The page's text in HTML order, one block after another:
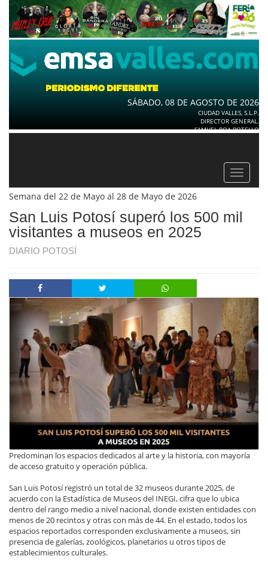
SÁBADO, 08 DE AGOSTO DE 2026
CIUDAD VALLES, S.L.P.
DIRECTOR GENERAL.
SAMUEL ROA BOTELLO
Toggle
Semana del 22 de Mayo al 28 de Mayo de 2026
San Luis Potosí superó los 500 mil
visitantes a museos en 2025
DIARIO POTOSÍ
Predominan los espacios dedicados al arte y la historia, con mayoría
de acceso gratuito y operación pública.
San Luis Potosí registró un total de 32 museos durante 2025, de
acuerdo con la Estadística de Museos del INEGI, cifra que lo ubica
dentro del rango medio a nivel nacional, donde existen entidades con
menos de 20 recintos y otras con más de 44. En el estado, todos los
espacios reportados corresponden exclusivamente a museos, sin
presencia de galerías, zoológicos, planetarios u otros tipos de
establecimientos culturales.